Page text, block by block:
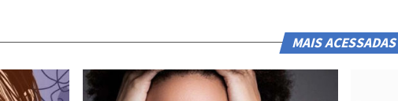
MAIS ACESSADAS